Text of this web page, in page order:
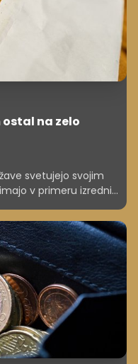
ostal na zelo
svetujejo svojim
v primeru izrednih